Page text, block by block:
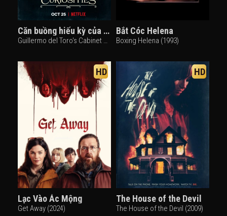
Căn buồng hiếu kỳ của Guillermo del Toro
Guillermo del Toro's Cabinet of Curiosities (2022)
Bắt Cóc Helena
Boxing Helena (1993)
HD
Lạc Vào Ác Mộng
Get Away (2024)
HD
The House of the Devil
The House of the Devil (2009)